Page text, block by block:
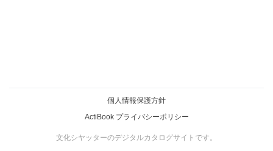
個人情報保護方針
ActiBook プライバシーポリシー
文化シヤッターのデジタルカタログサイトです。